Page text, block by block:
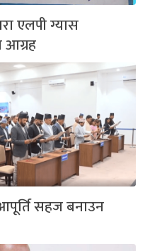
एलपी ग्यास
आग्रह
सहज बनाउन